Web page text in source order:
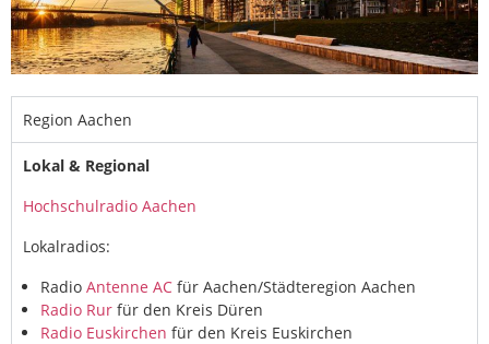
Region Aachen
Lokal & Regional
Hochschulradio Aachen
Lokalradios:
Radio Antenne AC für Aachen/Städteregion Aachen
Radio Rur für den Kreis Düren
Radio Euskirchen für den Kreis Euskirchen